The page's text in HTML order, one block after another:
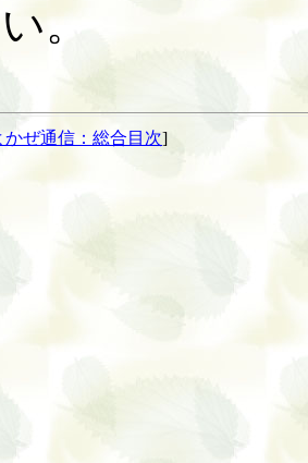
。
かぜ通信：総合目次]